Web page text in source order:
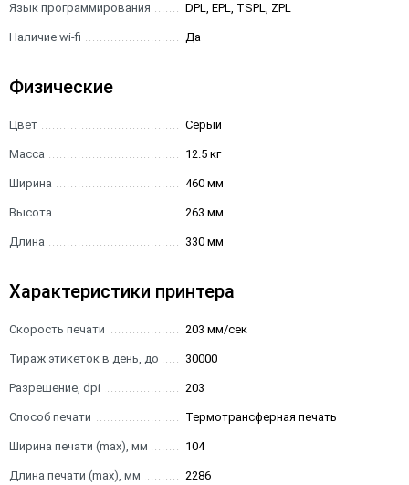
Язык программирования DPL, EPL, TSPL, ZPL
Наличие wi-fi Да
Физические
Цвет Серый
Масса 12.5 кг
Ширина 460 мм
Высота 263 мм
Длина 330 мм
Характеристики принтера
Скорость печати 203 мм/сек
Тираж этикеток в день, до 30000
Разрешение, dpi 203
Способ печати Термотрансферная печать
Ширина печати (max), мм 104
Длина печати (max), мм 2286